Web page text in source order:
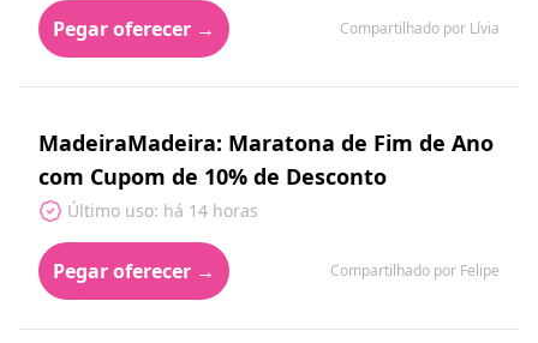
Pegar oferecer → Compartilhado por Lívia
MadeiraMadeira: Maratona de Fim de Ano
com Cupom de 10% de Desconto
Último uso: há 14 horas
Pegar oferecer → Compartilhado por Felipe